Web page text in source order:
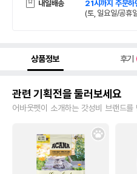
내일배송 21시까지 주문하
(토, 일요일/공휴
상품정보 후기
관련 기획전을 둘러보세요
어바웃펫이 소개하는 갓성비 브랜드를